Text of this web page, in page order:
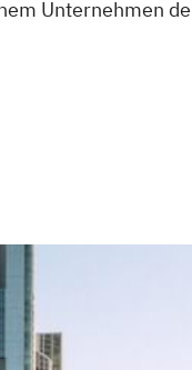
Unternehmen